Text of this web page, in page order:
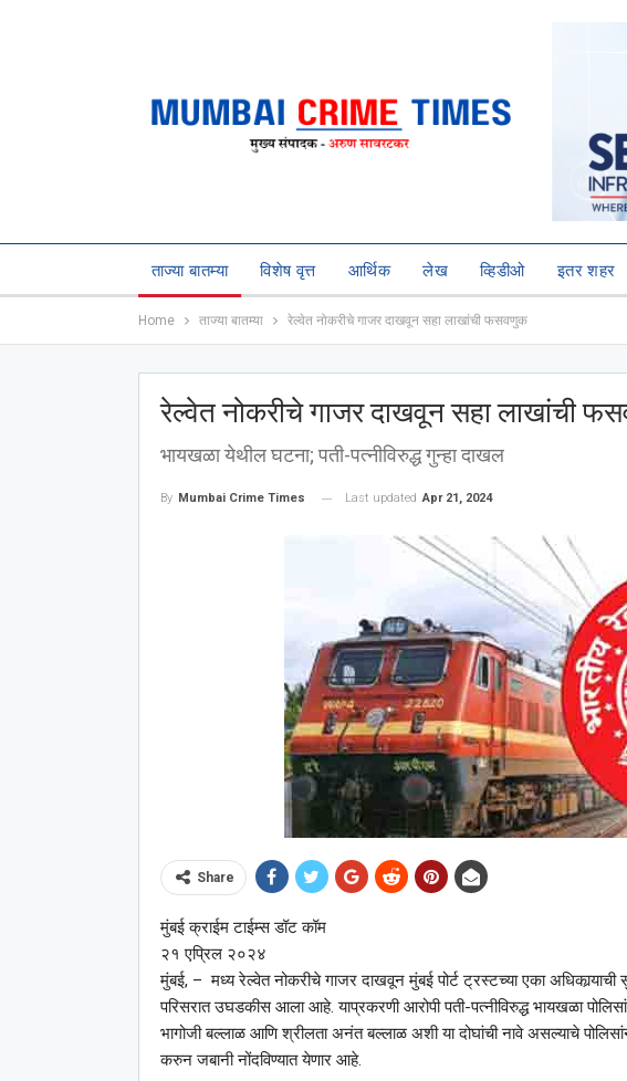
ताज्या बातम्या विशेष वृत्त आर्थिक लेख व्हिडीओ इतर शहर
Home ताज्या बातम्या रेल्वेत नोकरीचे गाजर दाखवून सहा लाखांची फसवणुक
रेल्वेत नोकरीचे गाजर दाखवून सहा लाखांची
भायखळा येथील घटना; पती-पत्नीविरुद्ध गुन्हा दाखल
By Mumbai Crime Times Last updated Apr 21, 2024
Share
मुंबई क्राईम टाईम्स डॉट कॉम
२१ एप्रिल २०२४
मुंबई, – मध्य रेल्वेत नोकरीचे गाजर दाखवून मुंबई पोर्ट ट्रस्टच्या एका
परिसरात उघडकीस आला आहे. याप्रकरणी आरोपी पती-पत्नीविरुद्ध भायखळा
भागोजी बल्लाळ आणि श्रीलता अनंत बल्लाळ अशी या दोघांची नावे असल्याचे
करुन जबानी नोंदविण्यात येणार आहे.